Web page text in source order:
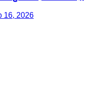
16, 2026